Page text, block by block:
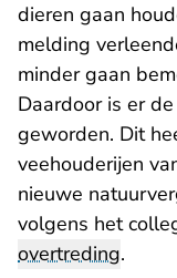
dieren gaan
melding
minder gaan
Daardoor is er
geworden. Dit
veehouderijen
nieuwe
volgens het
overtreding.